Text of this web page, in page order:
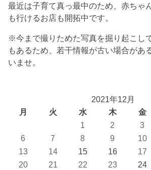
最近は子育て真っ最中のため、赤ちゃ
も行けるお店も開拓中です。
※今まで撮りためた写真を掘り起こし
もあるため、若干情報が古い場合があ
いませ。
2021年12月
月
火 水 木 金
1
2 3
6
7 8 9 10
13
14 15 16 17
20
21 22 23 24